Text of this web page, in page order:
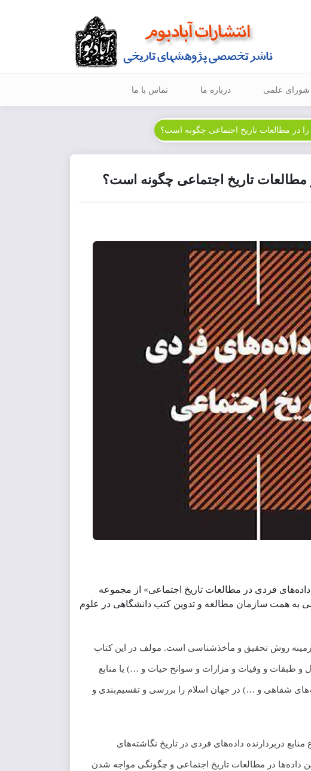
شورای علمی درباره ما تماس با ما
در مطالعات تاریخ اجتماعی چگونه است؟
مطالعات تاریخ اجتماعی چگونه است؟
فردی در مطالعات تاریخ اجتماعی» از مجموعه
به همت سازمان مطالعه و تدوین کتب دانشگاهی در علوم
زمینه روش تحقیق و مأخذشناسی است. مولف در این کتاب
و طبقات و وفیات و مزارات و سوانح حیات و …) یا منابع
شفاهی و …) در جهان اسلام را بررسی و تقسیم‌بندی و
دربردارنده داده‌های فردی در تاریخ نگاشته‌های
داده‌ها در مطالعات تاریخ اجتماعی و چگونگی مواجه شدن